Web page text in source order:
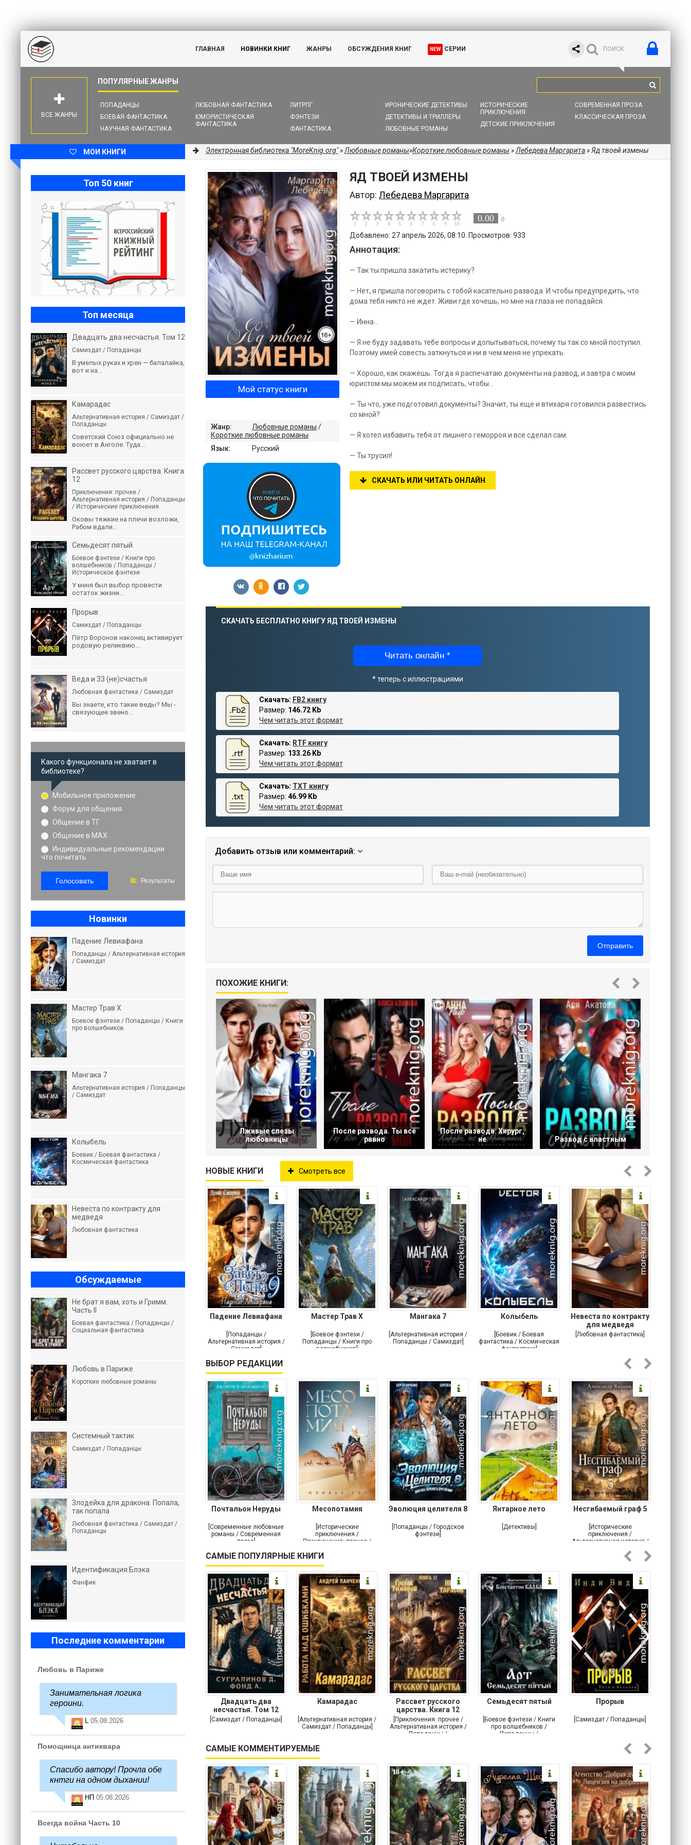
ГЛАВНАЯ НОВИНКИ КНИГ ЖАНРЫ ОБСУЖДЕНИЯ КНИГ NEW СЕРИИ
ПОПАДАНЦЫ
БОЕВАЯ ФАНТАСТИКА
НАУЧНАЯ ФАНТАСТИКА
ЛЮБОВНАЯ ФАНТАСТИКА
ЮМОРИСТИЧЕСКАЯ
ФАНТАСТИКА
ЛИТРПГ
ФЭНТЕЗИ
ФАНТАСТИКА
ИРОНИЧЕСКИЕ ДЕТЕКТИВЫ
ДЕТЕКТИВЫ И ТРИЛЛЕРЫ
ЛЮБОВНЫЕ РОМАНЫ
ИСТОРИЧЕСКИЕ
ПРИКЛЮЧЕНИЯ
ДЕТСКИЕ ПРИКЛЮЧЕНИЯ
СОВРЕМЕННАЯ ПРОЗА
КЛАССИЧЕСКАЯ ПРОЗА
ВСЕ ЖАНРЫ
МОИ КНИГИ Электронная библиотека "MoreKnig.org"»Любовные романы»Короткие любовные романы »Лебедева Маргарита» Яд твоей измены
ЯД ТВОЕЙ ИЗМЕНЫ
Автор: Лебедева Маргарита
0.00 0
Добавлено: 27 апрель 2026, 08:10. Просмотров: 933
Аннотация:
— Так ты пришла закатить истерику?
— Нет, я пришла поговорить с тобой касательно развода. И чтобы предупредить, что
дома тебя никто не ждет. Живи где хочешь, но мне на глаза не попадайся.
— Инна...
— Я не буду задавать тебе вопросы и допытываться, почему ты так со мной поступил.
Поэтому имей совесть заткнуться и ни в чем меня не упрекать.
— Хорошо, как скажешь. Тогда я распечатаю документы на развод, и завтра с моим
юристом мы можем их подписать, чтобы...
— Ты что, уже подготовил документы? Значит, ты еще и втихаря готовился развестись
со мной?
— Я хотел избавить тебя от лишнего геморроя и все сделал сам.
— Ты трусил!
СКАЧАТЬ ИЛИ ЧИТАТЬ ОНЛАЙН
Мой статус книги
Жанр: Любовные романы /
Короткие любовные романы
Язык:
Русский
СКАЧАТЬ БЕСПЛАТНО КНИГУ ЯД ТВОЕЙ ИЗМЕНЫ
Читать онлайн *
* теперь с иллюстрациями
Скачать: FB2 книгу
Размер: 146.72 Kb
Чем читать этот формат
Скачать: RTF книгу
Размер: 133.26 Kb
Чем читать этот формат
Скачать: TXT книгу
Размер: 46.99 Kb
Чем читать этот формат
Добавить отзыв или комментарий:
Отправить
ПОХОЖИЕ КНИГИ:
Лживые слезы
любовницы
После развода. Ты всё
равно
После развода. Хирург,
не
Развод с властным
НОВЫЕ КНИГИ Смотреть все
Падение Левиафана
[Попаданцы /
Альтернативная история /
Самиздат]
Мастер Трав X
[Боевое фэнтези /
Попаданцы / Книги про
волшебников]
Мангака 7
[Альтернативная история /
Попаданцы / Самиздат]
Колыбель
[Боевик / Боевая
фантастика / Космическая
фантастика]
Невеста по контракту
для медведя
[Любовная фантастика]
ВЫБОР РЕДАКЦИИ
Почтальон Неруды
[Современные любовные
романы / Современная
проза]
Месопотамия
[Исторические
приключения /
Приключения: прочее /
Историческая проза]
Эволюция целителя 8
[Попаданцы / Городское
фэнтези]
Янтарное лето
[Детективы]
Несгибаемый граф 5
[Исторические
приключения /
Альтернативная история /
САМЫЕ ПОПУЛЯРНЫЕ КНИГИ
Двадцать два
несчастья. Том 12
[Самиздат / Попаданцы]
Камарадас
[Альтернативная история /
Самиздат / Попаданцы]
Рассвет русского
царства. Книга 12
[Приключения: прочее /
Альтернативная история /
Попаданцы /
Семьдесят пятый
[Боевое фэнтези / Книги
про волшебников /
Попаданцы /
Прорыв
[Самиздат / Попаданцы]
САМЫЕ КОММЕНТИРУЕМЫЕ
Топ 50 книг
Топ месяца
Двадцать два несчастья. Том 12
Самиздат / Попаданцы
В умелых руках и хрен — балалайка,
вот и на...
Камарадас
Альтернативная история / Самиздат /
Попаданцы
Советский Союз официально не
воюет в Анголе. Туда...
Рассвет русского царства. Книга
12
Приключения: прочее /
Альтернативная история / Попаданцы
/ Исторические приключения
Оковы тяжкие на плечи возложи,
Рабом вдали...
Семьдесят пятый
Боевое фэнтези / Книги про
волшебников / Попаданцы /
Историческое фэнтези
У меня был выбор провести
остаток жизни...
Прорыв
Самиздат / Попаданцы
Пётр Воронов наконец активирует
родовую реликвию...
Веда и 33 (не)счастья
Любовная фантастика / Самиздат
Вы знаете, кто такие веды? Мы -
связующее звено...
Какого функционала не хватает в
библиотеке?
Мобильное приложение
Форум для общения
Общение в ТГ
Общение в MAX
Индивидуальные рекомендации
что почитать
Голосовать Результаты
Новинки
Падение Левиафана
Попаданцы / Альтернативная история
/ Самиздат
Мастер Трав X
Боевое фэнтези / Попаданцы / Книги
про волшебников
Мангака 7
Альтернативная история / Попаданцы
/ Самиздат
Колыбель
Боевик / Боевая фантастика /
Космическая фантастика
Невеста по контракту для
медведя
Любовная фантастика
Обсуждаемые
Не брат я вам, хоть и Гримм.
Часть II
Боевая фантастика / Попаданцы /
Социальная фантастика
Любовь в Париже
Короткие любовные романы
Системный тактик
Самиздат / Попаданцы
Злодейка для дракона. Попала,
так попала
Любовная фантастика / Самиздат /
Попаданцы
Идентификация Блэка
Фанфик
Последние комментарии
Любовь в Париже
Занимательная логика
героини.
L 05.08.2026
Помощница антиквара
Спасибо автору! Прочла обе
кнтги на одном дыхании!
НП 05.08.2026
Всегда война Часть 10